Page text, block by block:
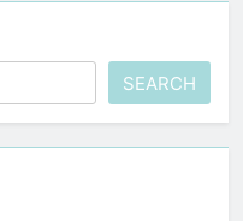
SEARCH